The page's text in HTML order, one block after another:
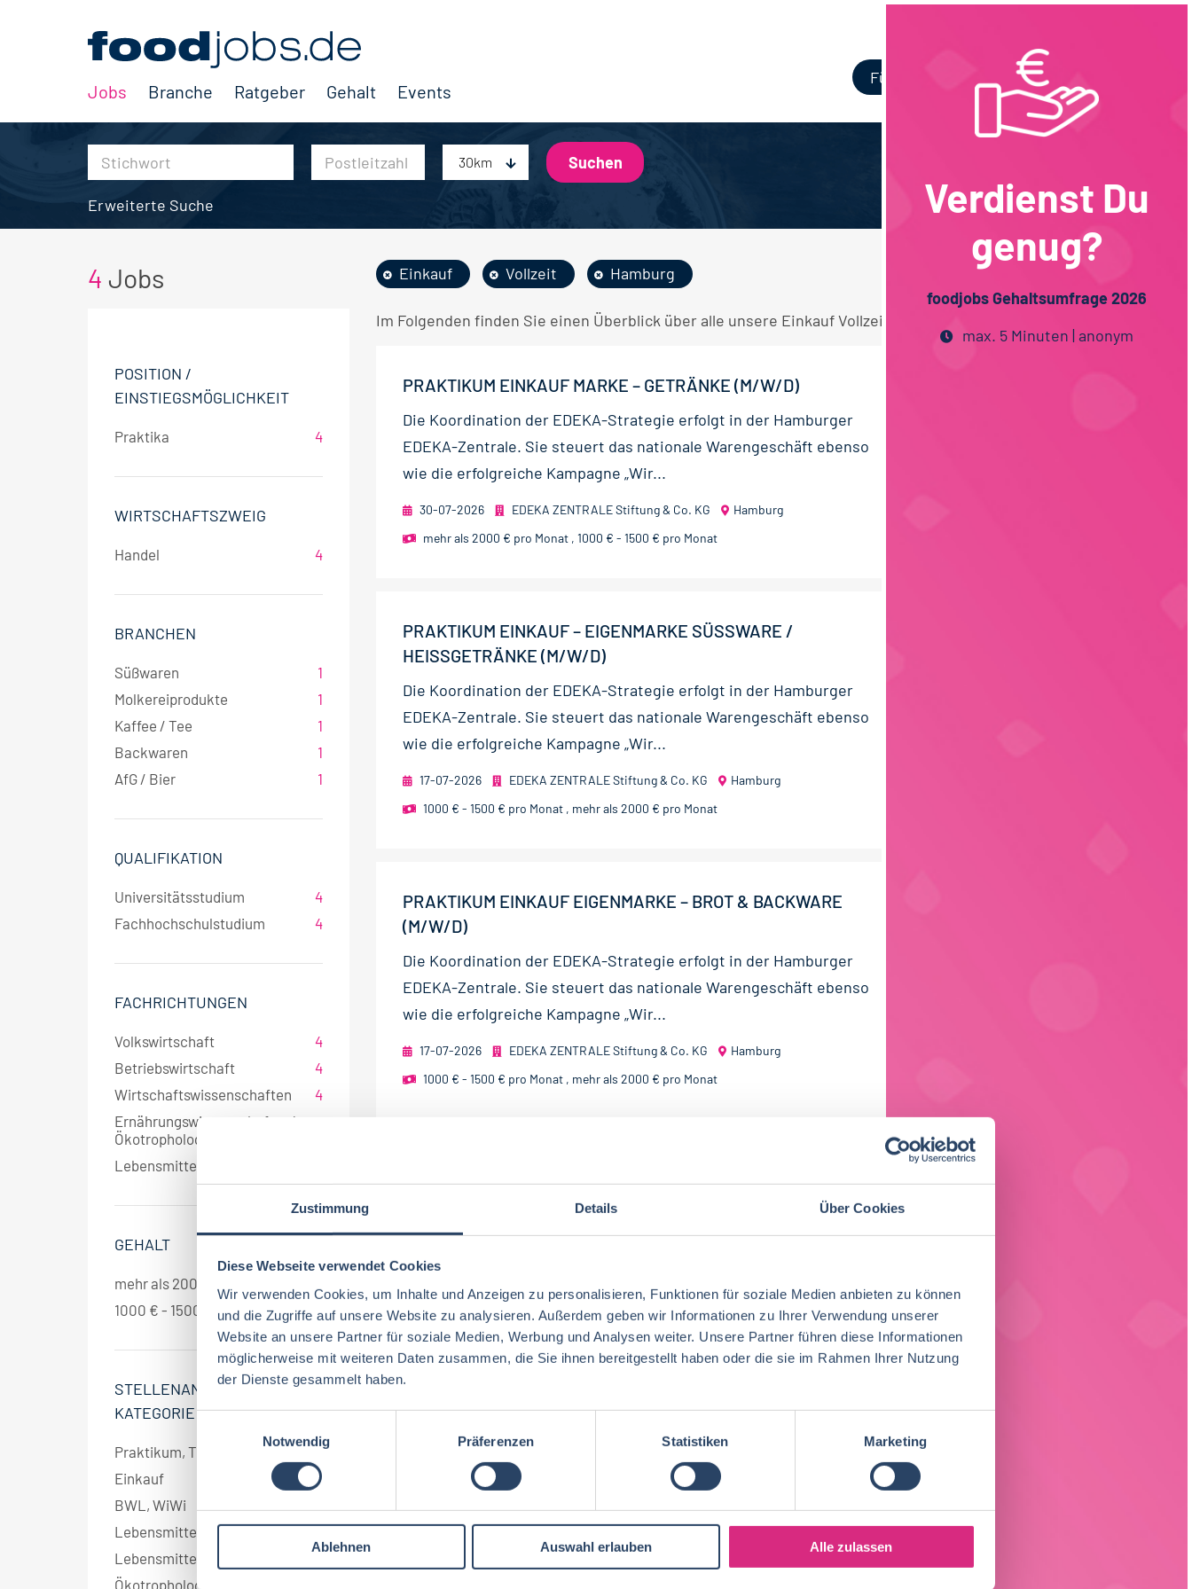
Zustimmung Details Über Cookies
Diese Webseite verwendet Cookies
Wir verwenden Cookies, um Inhalte und Anzeigen zu personalisieren, Funktionen für soziale Medien anbieten zu können
und die Zugriffe auf unsere Website zu analysieren. Außerdem geben wir Informationen zu Ihrer Verwendung unserer
Website an unsere Partner für soziale Medien, Werbung und Analysen weiter. Unsere Partner führen diese Informationen
möglicherweise mit weiteren Daten zusammen, die Sie ihnen bereitgestellt haben oder die sie im Rahmen Ihrer Nutzung
der Dienste gesammelt haben.
Notwendig Präferenzen Statistiken Marketing
Ablehnen Auswahl erlauben Alle zulassen
Jobs Branche Ratgeber Gehalt Events
Für Unternehmen
30km
Erweiterte Suche
4 Jobs
POSITION /
EINSTIEGSMÖGLICHKEIT
Praktika 4
WIRTSCHAFTSZWEIG
Handel 4
BRANCHEN
Süßwaren
1
Molkereiprodukte
1
Kaffee / Tee
1
Backwaren
1
AfG / Bier
1
QUALIFIKATION
Universitätsstudium
4
Fachhochschulstudium
4
FACHRICHTUNGEN
Volkswirtschaft
4
Betriebswirtschaft
4
Wirtschaftswissenschaften
4
Ernährungswissenschaften/
Ökotrophologie
Lebensmitteltechnologie
GEHALT
mehr als 2000 € pro Monat
1000 € - 1500 € pro Monat
4
STELLENANGEBOT
KATEGORIE
Praktikum, Trainee
4
Einkauf
4
BWL, WiWi
Lebensmitteltechnologie
1
Lebensmittelmanagement
Ökotrophologie
Einkauf Vollzeit Hamburg
Im Folgenden finden Sie einen Überblick über alle unsere Einkauf Vollzeit Hamburg Stellen.
PRAKTIKUM EINKAUF MARKE – GETRÄNKE (M/W/D)
Die Koordination der EDEKA-Strategie erfolgt in der Hamburger
EDEKA-Zentrale. Sie steuert das nationale Warengeschäft ebenso
wie die erfolgreiche Kampagne „Wir...
30-07-2026 EDEKA ZENTRALE Stiftung & Co. KG
Hamburg
mehr als 2000 € pro Monat , 1000 € - 1500 € pro Monat
PRAKTIKUM EINKAUF – EIGENMARKE SÜSSWARE / H
EISSGETRÄNKE (M/W/D)
Die Koordination der EDEKA-Strategie erfolgt in der Hamburger
EDEKA-Zentrale. Sie steuert das nationale Warengeschäft ebenso
wie die erfolgreiche Kampagne „Wir...
17-07-2026 EDEKA ZENTRALE Stiftung & Co. KG
Hamburg
1000 € - 1500 € pro Monat , mehr als 2000 € pro Monat
PRAKTIKUM EINKAUF EIGENMARKE – BROT & BACKWARE
(M/W/D)
Die Koordination der EDEKA-Strategie erfolgt in der Hamburger
EDEKA-Zentrale. Sie steuert das nationale Warengeschäft ebenso
wie die erfolgreiche Kampagne „Wir...
17-07-2026 EDEKA ZENTRALE Stiftung & Co. KG
Hamburg
1000 € - 1500 € pro Monat , mehr als 2000 € pro Monat
Die Koordination der EDEKA-Strategie erfolgt in der Hamburger
EDEKA-Zentrale. Sie steuert das nationale Warengeschäft ebenso
wie die erfolgreiche Kampagne „Wir...
15-07-2026 EDEKA ZENTRALE Stiftung & Co. KG
Hamburg
1000 € - 1500 € pro Monat,mehr als 2000 € pro Monat
Verdienst Du
genug?
foodjobs Gehaltsumfrage 2026
max. 5 Minuten | anonym